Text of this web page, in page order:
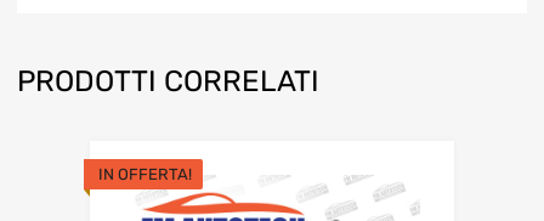
PRODOTTI CORRELATI
IN OFFERTA!